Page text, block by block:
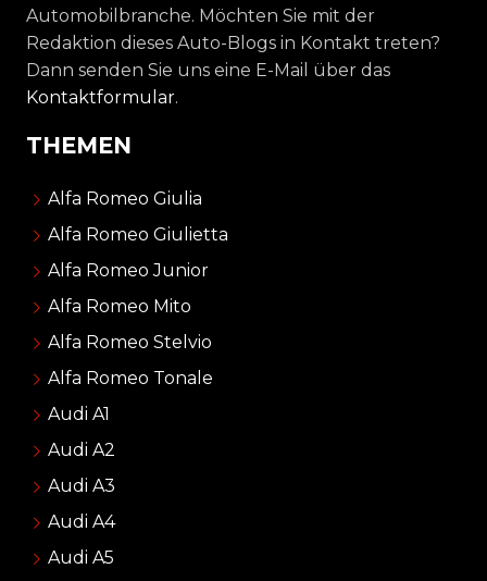
Automobilbranche. Möchten Sie mit der
Redaktion dieses Auto-Blogs in Kontakt treten?
Dann senden Sie uns eine E-Mail über das
Kontaktformular.
THEMEN
Alfa Romeo Giulia
Alfa Romeo Giulietta
Alfa Romeo Junior
Alfa Romeo Mito
Alfa Romeo Stelvio
Alfa Romeo Tonale
Audi A1
Audi A2
Audi A3
Audi A4
Audi A5